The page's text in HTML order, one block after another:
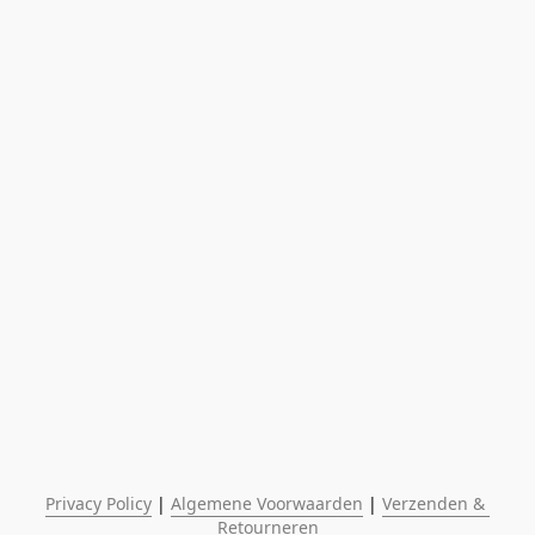
Privacy Policy | Algemene Voorwaarden | Verzenden &
Retourneren